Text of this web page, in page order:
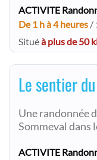
ACTIVITE
De 1 h à 4 heures /
Situéà plus de 50
Le sentier
Une randonnée
Sommeval dans
ACTIVITE